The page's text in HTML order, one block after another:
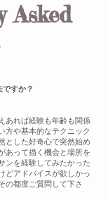
Asked
すか？
あれば経験も年齢も関係
方や基本的なテクニック
とした好奇心で突然始め
あって描く機会と場所を
ンを経験してみたかった
どアドバイスが欲しかっ
の都度ご質問して下さ